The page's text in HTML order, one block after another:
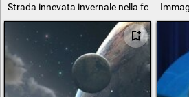
Strada innevata invernale nella foresta